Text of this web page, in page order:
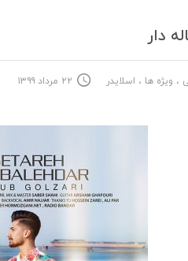
دار
، ویژه ها ، اسلایدر ۲۲ مرداد ۱۳۹۹